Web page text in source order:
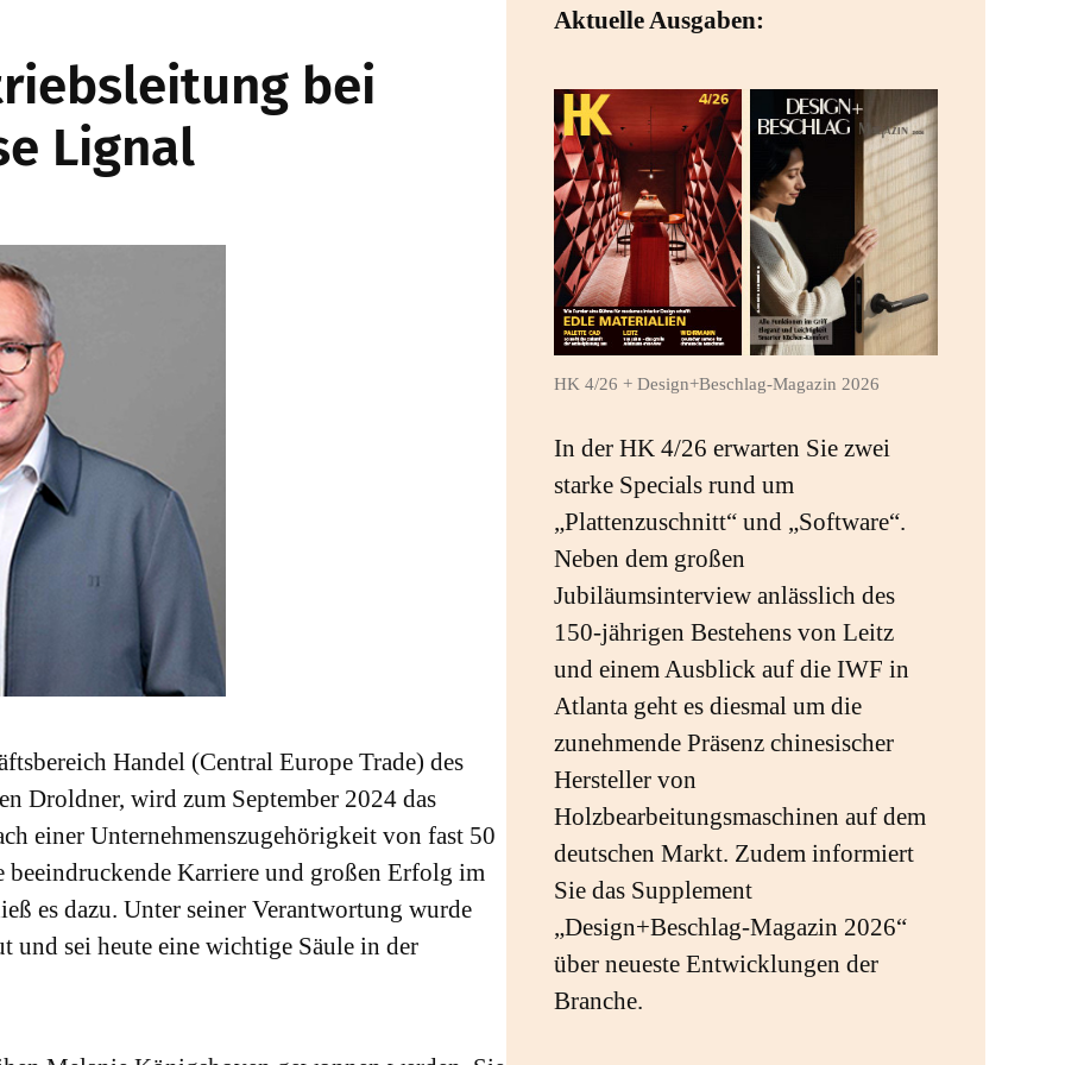
bei
Lignal
Handel (Central Europe Trade) des
Droldner, wird zum September 2024 das
einer Unternehmenszugehörigkeit von fast 50
Karriere und großen Erfolg im
es dazu. Unter seiner Verantwortung wurde
und sei heute eine wichtige Säule in der
Aktuelle Ausgaben:
HK 4/26 + Design+Beschlag-Magazin 2026
In der HK 4/26 erwarten Sie zwei
starke Specials rund um
„Plattenzuschnitt“ und „Software“.
Neben dem großen
Jubiläumsinterview anlässlich des
150-jährigen Bestehens von Leitz
und einem Ausblick auf die IWF in
Atlanta geht es diesmal um die
zunehmende Präsenz chinesischer
Hersteller von
Holzbearbeitungsmaschinen auf dem
deutschen Markt. Zudem informiert
Sie das Supplement
„Design+Beschlag-Magazin 2026“
über neueste Entwicklungen der
Branche.